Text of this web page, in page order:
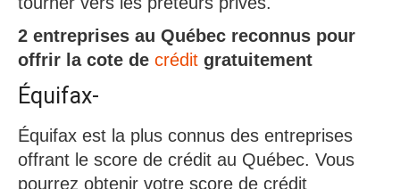
2 entreprises au Québec reconnus pour
offrir la cote de crédit gratuitement
Équifax-
Équifax est la plus connus des entreprises
offrant le score de crédit au Québec. Vous
pourrez obtenir votre score de crédit